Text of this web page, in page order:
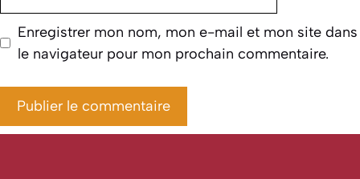
Enregistrer mon nom, mon e-mail et mon site dans
le navigateur pour mon prochain commentaire.